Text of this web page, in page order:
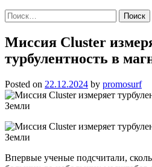
Найти:
Миссия Cluster
турбулентность в
Posted on 22.12.2024 by promosurf
Впервые ученые подсчитали,